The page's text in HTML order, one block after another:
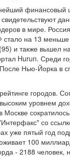
в мире.
на 13
и также вышел
Hurun. Среди
Нью-Йорка в
городов.
уровнем
со
уже пятый год
100
- 2188